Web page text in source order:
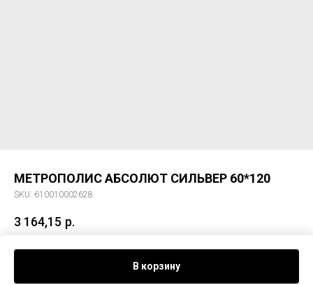
МЕТРОПОЛИС АБСОЛЮТ СИЛЬВЕР 60*120
SKU: 610010002628
3 164,15 р.
В корзину
Керам. гранит МЕТРОПОЛИС АБСОЛЮТ СИЛЬВЕР 60*120